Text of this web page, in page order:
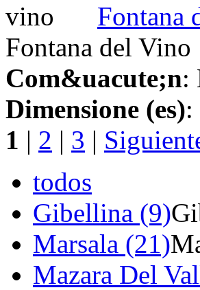
Fontana
Fontana del Vino
Com&uacute;n:
Dimensione (es)
1 | 2 | 3 |
todos
Gibellina (9)
Marsala (21)
Mazara Del